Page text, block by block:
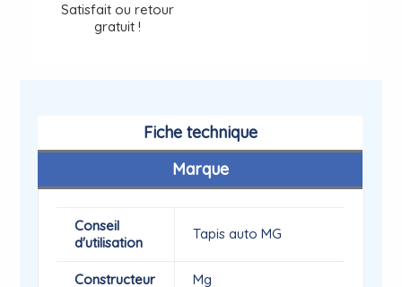
Satisfait ou retour
gratuit !
Fiche technique
Marque
Conseil
d'utilisation
Tapis auto MG
Constructeur Mg